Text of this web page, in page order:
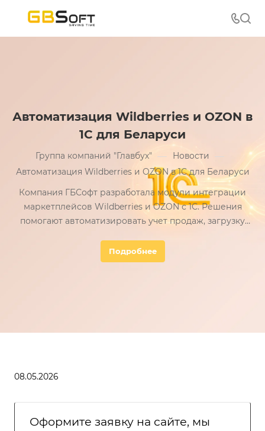
Автоматизация Wildberries и OZON в
1С для Беларуси
Группа компаний "Главбух" — Новости —
Автоматизация Wildberries и OZON в 1С для Беларуси
Компания ГБСофт разработала модули интеграции
маркетплейсов Wildberries и OZON с 1С. Решения
помогают автоматизировать учет продаж, загрузку
ручного ввода данных.
Подробнее
08.05.2026
Оформите заявку на сайте, мы